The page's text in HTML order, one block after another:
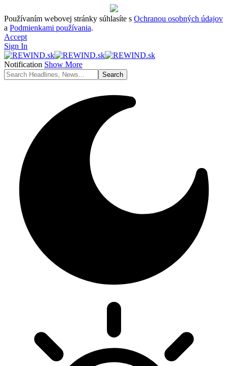
Používaním webovej stránky súhlasíte s Ochranou osobných údajov
a Podmienkami používania.
Accept
Sign In
Notification Show More